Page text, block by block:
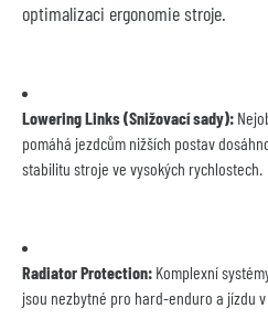
optimalizaci ergonomie stroje.
Lowering Links (Snižovací sady):
pomáhá jezdcům nižších postav
stabilitu stroje ve vysokých rychlostech.
Radiator Protection: Komplexní
jsou nezbytné pro hard-enduro a jízdu